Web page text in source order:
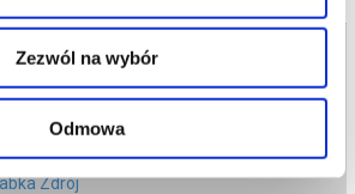
Zezwól na wybór
Odmowa
(poniedziałek)
Zdrój